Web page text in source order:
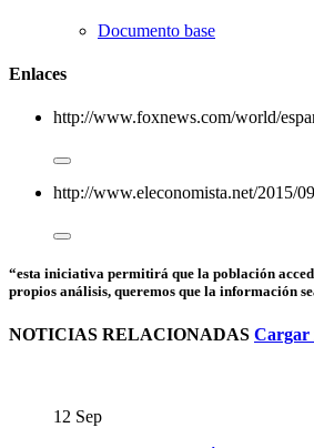
Documento base
Enlaces
http://www.foxnews.com/world/
http://www.eleconomista.net/2015/
“esta iniciativa permitirá que la población
propios análisis, queremos que la información
NOTICIAS RELACIONADAS Cargar
12 Sep